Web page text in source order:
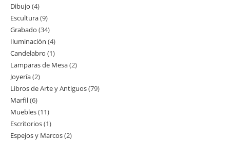
Dibujo 44
productos
Escultura 99
productos
Grabado 3434
productos
Iluminación 44
productos
Candelabro 11
producto
Lamparas de Mesa 22
Joyería 22
productos
Libros de Arte y Antiguos 7979
Marfil 66
productos
Muebles 1111
productos
Escritorios 11
producto
Espejos y Marcos 22